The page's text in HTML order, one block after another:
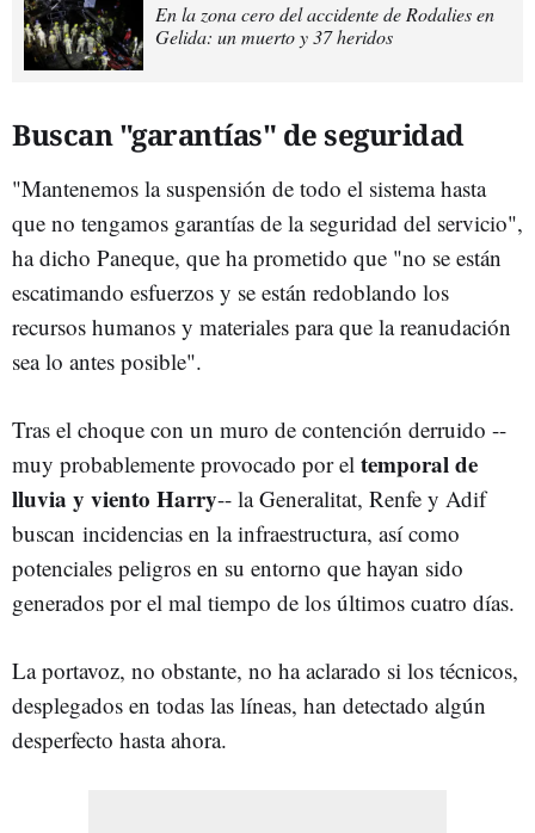
En la zona cero del accidente de Rodalies en
Gelida: un muerto y 37 heridos
Buscan "garantías" de seguridad
"Mantenemos la suspensión de todo el sistema hasta
que no tengamos garantías de la seguridad del servicio",
ha dicho Paneque, que ha prometido que "no se están
escatimando esfuerzos y se están redoblando los
recursos humanos y materiales para que la reanudación
sea lo antes posible".
Tras el choque con un muro de contención derruido --
muy probablemente provocado por el temporal de
lluvia y viento Harry-- la Generalitat, Renfe y Adif
buscan incidencias en la infraestructura, así como
potenciales peligros en su entorno que hayan sido
generados por el mal tiempo de los últimos cuatro días.
La portavoz, no obstante, no ha aclarado si los técnicos,
desplegados en todas las líneas, han detectado algún
desperfecto hasta ahora.